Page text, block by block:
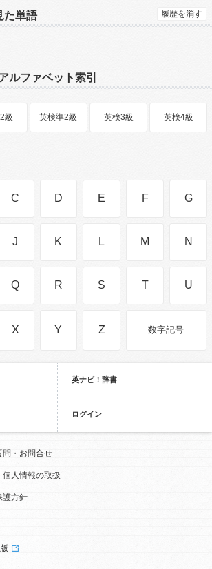
た単語 履歴を消す
ルファベット索引
級 英検準2級 英検3級 英検4級
C D E F G
J K L M N
Q R S T U
X Y Z 数字記号
英ナビ！辞書
ログイン
問・お問合せ
個人情報の取扱
護方針